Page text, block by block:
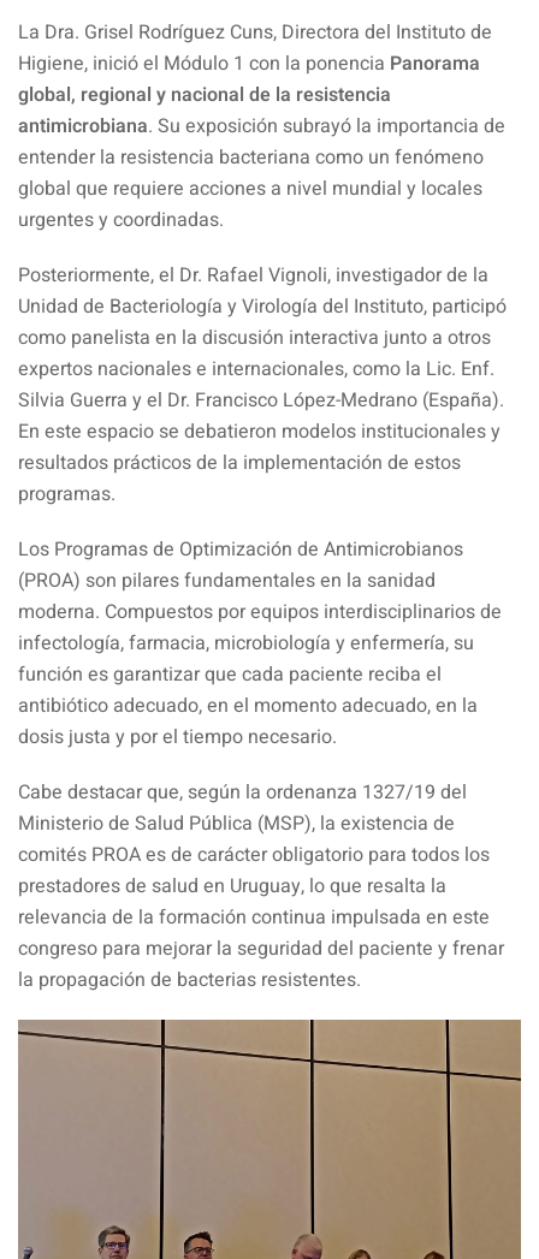
La Dra. Grisel Rodríguez Cuns, Directora del Instituto de
Higiene, inició el Módulo 1 con la ponencia Panorama
global, regional y nacional de la resistencia
antimicrobiana. Su exposición subrayó la importancia de
entender la resistencia bacteriana como un fenómeno
global que requiere acciones a nivel mundial y locales
urgentes y coordinadas.
Posteriormente, el Dr. Rafael Vignoli, investigador de la
Unidad de Bacteriología y Virología del Instituto, participó
como panelista en la discusión interactiva junto a otros
expertos nacionales e internacionales, como la Lic. Enf.
Silvia Guerra y el Dr. Francisco López-Medrano (España).
En este espacio se debatieron modelos institucionales y
resultados prácticos de la implementación de estos
programas.
Los Programas de Optimización de Antimicrobianos
(PROA) son pilares fundamentales en la sanidad
moderna. Compuestos por equipos interdisciplinarios de
infectología, farmacia, microbiología y enfermería, su
función es garantizar que cada paciente reciba el
antibiótico adecuado, en el momento adecuado, en la
dosis justa y por el tiempo necesario.
Cabe destacar que, según la ordenanza 1327/19 del
Ministerio de Salud Pública (MSP), la existencia de
comités PROA es de carácter obligatorio para todos los
prestadores de salud en Uruguay, lo que resalta la
relevancia de la formación continua impulsada en este
congreso para mejorar la seguridad del paciente y frenar
la propagación de bacterias resistentes.